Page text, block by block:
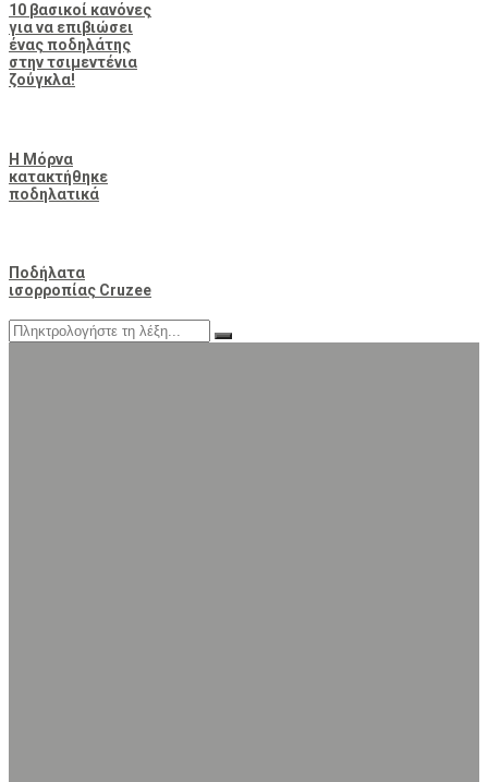
10 βασικοί κανόνες
για να επιβιώσει
ένας ποδηλάτης
στην τσιμεντένια
ζούγκλα!
Η Μόρνα
κατακτήθηκε
ποδηλατικά
Ποδήλατα
ισορροπίας Cruzee